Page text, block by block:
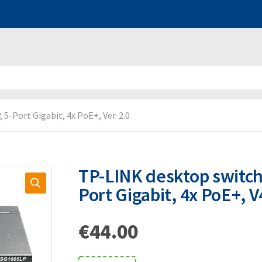
Port Gigabit, 4x PoE+, Ver. 2.0
TP-LINK desktop
Port Gigabit, 4x PoE+,
€44.00